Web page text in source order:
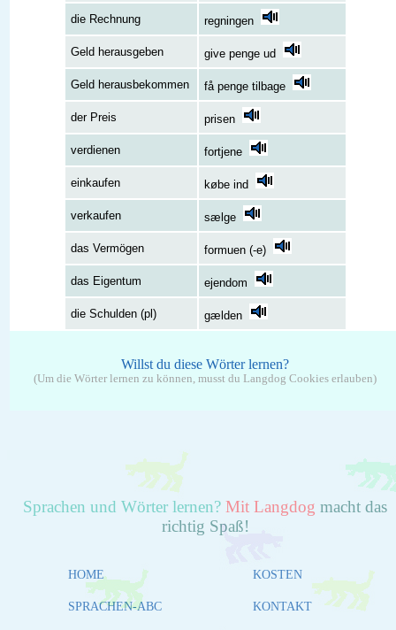
die Rechnung regningen
Geld herausgeben give penge ud
Geld herausbekommen få penge tilbage
der Preis prisen
verdienen fortjene
einkaufen købe ind
verkaufen sælge
das Vermögen formuen (-e)
das Eigentum ejendom
die Schulden (pl) gælden
Willst du diese Wörter lernen?
(Um die Wörter lernen zu können, musst du Langdog Cookies erlauben)
Sprachen und Wörter lernen? Mit Langdog macht das
richtig Spaß!
HOME
SPRACHEN-ABC
KOSTEN
KONTAKT